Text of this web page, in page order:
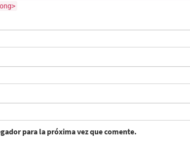
para la próxima vez que comente.